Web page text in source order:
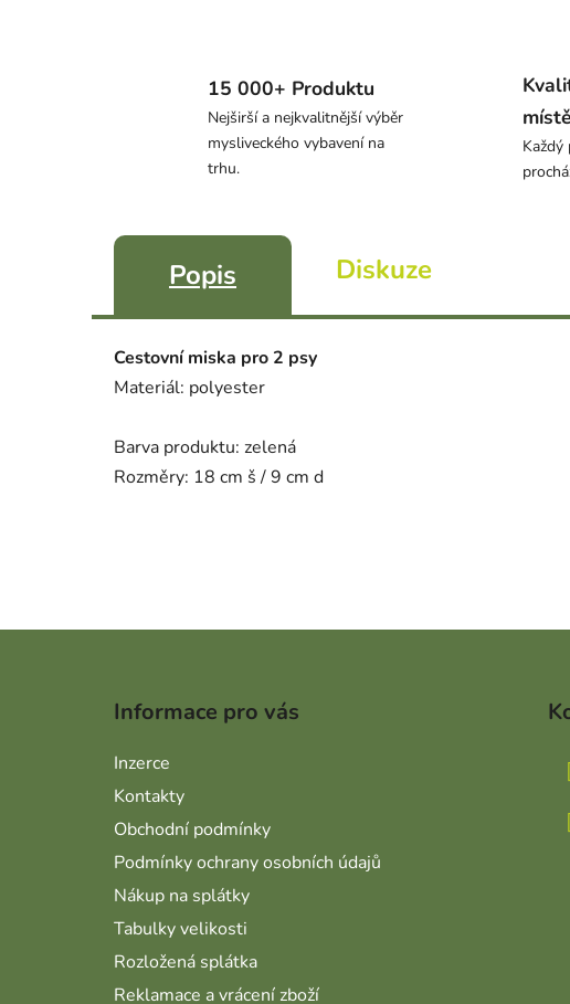
15 000+ Produktu
Nejširší a nejkvalitnější výběr
mysliveckého vybavení na
trhu.
místě
Každý
Popis Diskuze
Cestovní miska pro 2 psy
Materiál: polyester
Barva produktu: zelená
Rozměry: 18 cm š / 9 cm d
Informace pro vás
Inzerce
Kontakty
Obchodní podmínky
Podmínky ochrany osobních údajů
Nákup na splátky
Tabulky velikosti
Rozložená splátka
Reklamace a vrácení zboží